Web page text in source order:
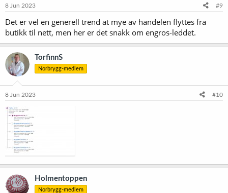
8 Jun 2023 #9
Det er vel en generell trend at mye av handelen flyttes fra
butikk til nett, men her er det snakk om engros-leddet.
TorfinnS
Norbrygg-medlem
8 Jun 2023 #10
Holmentoppen
Norbrygg-medlem